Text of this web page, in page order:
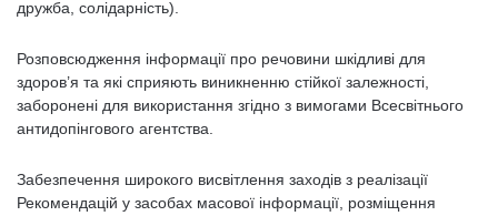
дружба, солідарність).
Розповсюдження інформації про речовини шкідливі для
здоров’я та які сприяють виникненню стійкої залежності,
заборонені для використання згідно з вимогами Всесвітнього
антидопінгового агентства.
Забезпечення широкого висвітлення заходів з реалізації
Рекомендацій у засобах масової інформації, розміщення